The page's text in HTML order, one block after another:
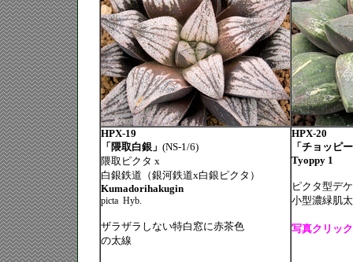
HPX-19
「隈取白銀」 (NS-1/6)
隈取ピクタ x
白銀鉄道（銀河鉄道x白銀ピクタ）
Kumadorihakugin
picta Hyb.
ザラザラしない特白窓に赤茶色
の太線
HPX-20
「チョッピ
Tyoppy 1
ピクタ型デ
小型濃緑肌
写真クリック